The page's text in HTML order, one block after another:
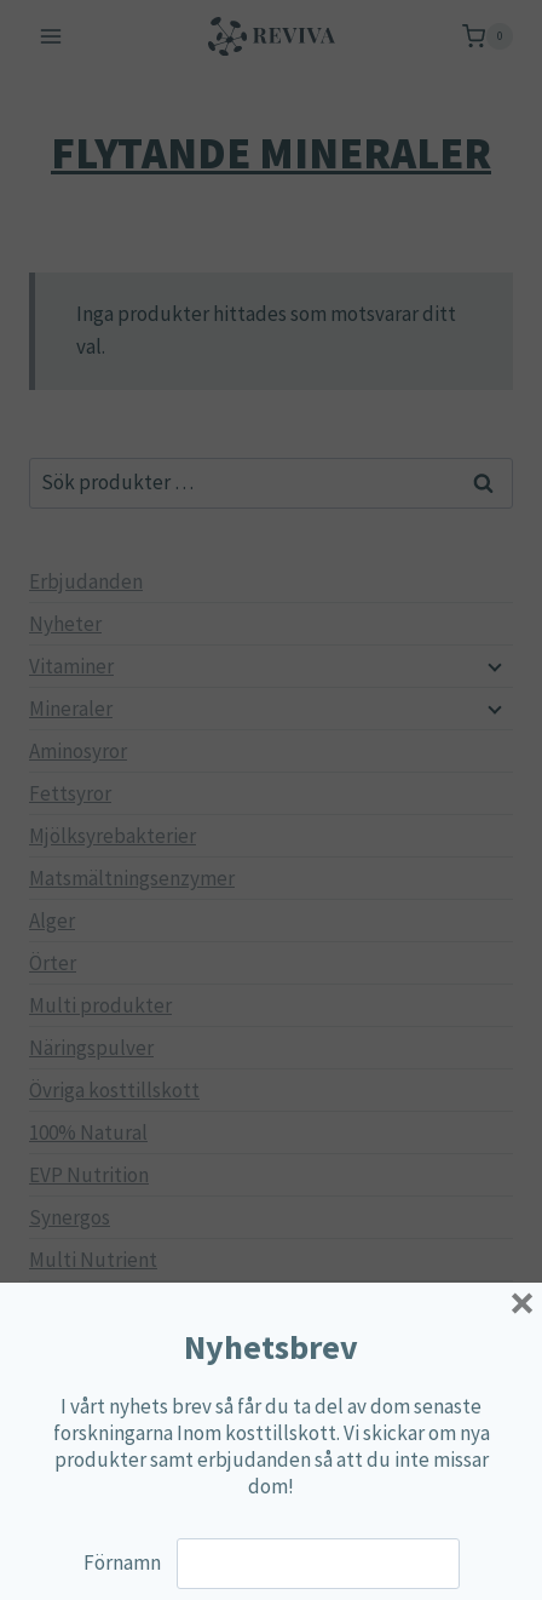
0
FLYTANDE MINERALER
Inga produkter hittades som motsvarar ditt
val.
Sök
Sök
Erbjudanden
Nyheter
Vitaminer
Mineraler
Aminosyror
Fettsyror
Mjölksyrebakterier
Matsmältningsenzymer
Alger
Örter
Multi produkter
Näringspulver
Övriga kosttillskott
100% Natural
EVP Nutrition
Synergos
Multi Nutrient
Kenkou Selfcare
Green Trade
Nyhetsbrev
I vårt nyhets brev så får du ta del av dom senaste
forskningarna Inom kosttillskott. Vi skickar om nya
produkter samt erbjudanden så att du inte missar
dom!
Förnamn
×